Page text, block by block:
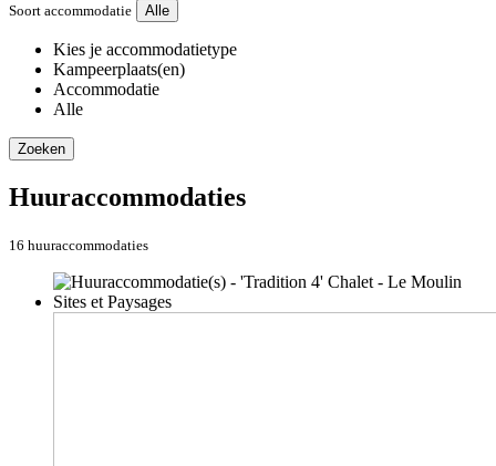
Soort accommodatie Alle
Kies je accommodatietype
Kampeerplaats(en)
Accommodatie
Alle
Zoeken
Huuraccommodaties
16 huuraccommodaties